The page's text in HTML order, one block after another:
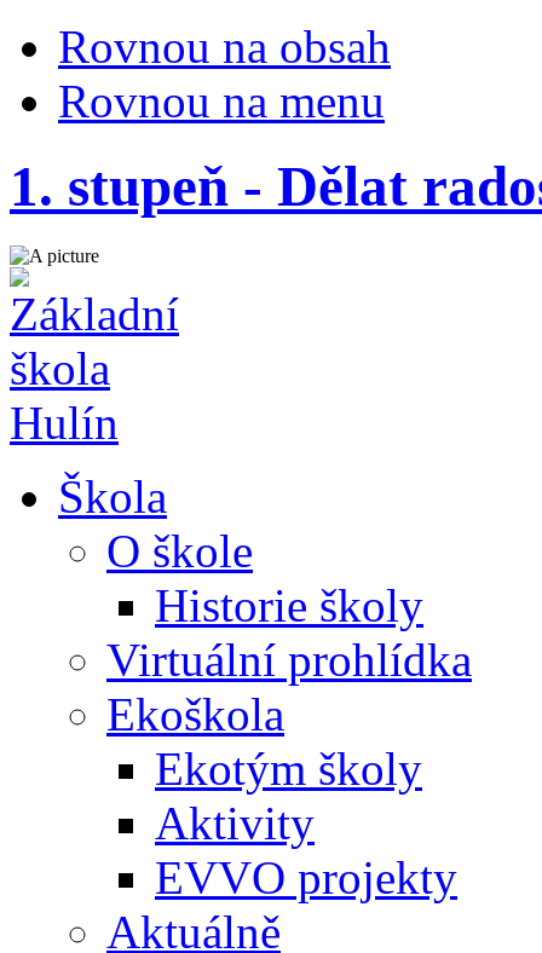
Rovnou na obsah
Rovnou na menu
1. stupeň - Dělat
Škola
O škole
Historie školy
Virtuální prohlídka
Ekoškola
Ekotým školy
Aktivity
EVVO projekty
Aktuálně